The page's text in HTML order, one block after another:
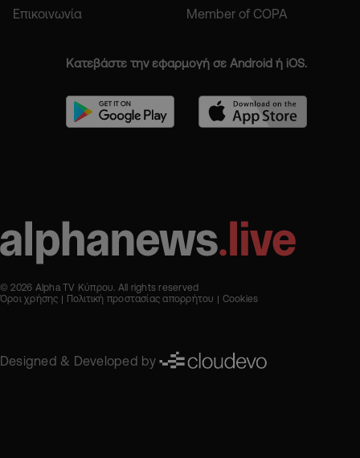
Επικοινωνία Member of COPA
Κατεβάστε την εφαρμογή σε Android ή iOS.
© 2026 Alpha TV Κύπρου. All rights reserved
Όροι χρήσης
Πολιτική προστασίας απορρήτου Cookies
Designed & Developed by